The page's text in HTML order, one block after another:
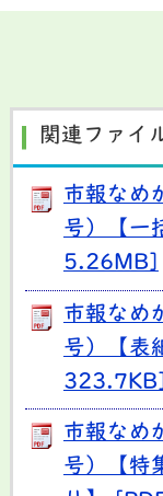
関連ファイ
市報なめ
号）【一
5.26MB]
市報なめ
号）【表
323.7KB]
市報なめ
号）【特